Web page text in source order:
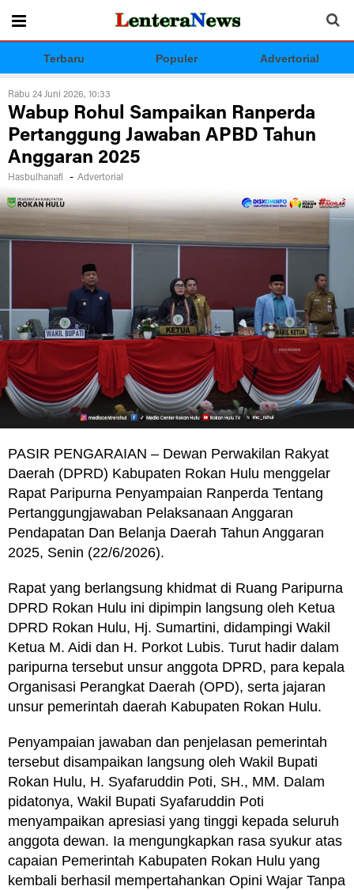
Terbaru Populer Advertorial
Rabu 24 Juni 2026, 10:33
Wabup Rohul Sampaikan Ranperda
Pertanggung Jawaban APBD Tahun
Anggaran 2025
Hasbulhanafi - Advertorial
PASIR PENGARAIAN – Dewan Perwakilan Rakyat
Daerah (DPRD) Kabupaten Rokan Hulu menggelar
Rapat Paripurna Penyampaian Ranperda Tentang
Pertanggungjawaban Pelaksanaan Anggaran
Pendapatan Dan Belanja Daerah Tahun Anggaran
2025, Senin (22/6/2026).
Rapat yang berlangsung khidmat di Ruang Paripurna
DPRD Rokan Hulu ini dipimpin langsung oleh Ketua
DPRD Rokan Hulu, Hj. Sumartini, didampingi Wakil
Ketua M. Aidi dan H. Porkot Lubis. Turut hadir dalam
paripurna tersebut unsur anggota DPRD, para kepala
Organisasi Perangkat Daerah (OPD), serta jajaran
unsur pemerintah daerah Kabupaten Rokan Hulu.
Penyampaian jawaban dan penjelasan pemerintah
tersebut disampaikan langsung oleh Wakil Bupati
Rokan Hulu, H. Syafaruddin Poti, SH., MM. Dalam
pidatonya, Wakil Bupati Syafaruddin Poti
menyampaikan apresiasi yang tinggi kepada seluruh
anggota dewan. Ia mengungkapkan rasa syukur atas
capaian Pemerintah Kabupaten Rokan Hulu yang
kembali berhasil mempertahankan Opini Wajar Tanpa